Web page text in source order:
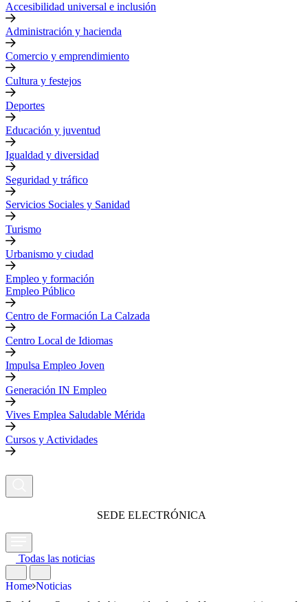
Accesibilidad universal e inclusión
Administración y hacienda
Comercio y emprendimiento
Cultura y festejos
Deportes
Educación y juventud
Igualdad y diversidad
Seguridad y tráfico
Servicios Sociales y Sanidad
Turismo
Urbanismo y ciudad
Empleo y formación
Empleo Público
Centro de Formación La Calzada
Centro Local de Idiomas
Impulsa Empleo Joven
Generación IN Empleo
Vives Emplea Saludable Mérida
Cursos y Actividades
SEDE ELECTRÓNICA
Todas las noticias
Home Noticias